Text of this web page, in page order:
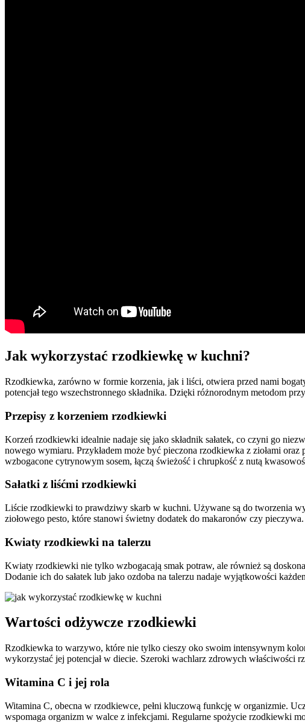
Jak wykorzystać rzodkiewkę w kuchni?
Rzodkiewka, zarówno w formie korzenia, jak i liści, otwiera przed nami
potencjał tego wszechstronnego składnika. Dzięki różnorodnym metodom
Przepisy z korzeniem rzodkiewki
Korzeń rzodkiewki idealnie nadaje się jako składnik sałatek, co czyni go
nowego wymiaru. Przykładem może być pieczona rzodkiewka z ziołami
wzbogacone cytrynowym sosem, łączą świeżość i chrupkość z nutą
Sałatki z liśćmi rzodkiewki
Liście rzodkiewki to prawdziwy skarb w kuchni. Używane są do tworzenia
ziołowego pesto, które stanowi świetny dodatek do makaronów czy
Kwiaty rzodkiewki na talerzu
Kwiaty rzodkiewki nie tylko wzbogacają smak potraw, ale również są
Dodanie ich do sałatek lub jako ozdoba na talerzu nadaje wyjątkowości
Wartości odżywcze rzodkiewki
Rzodkiewka to warzywo, które nie tylko cieszy oko swoim intensywnym
wykorzystać jej potencjał w diecie. Szeroki wachlarz zdrowych właściwości
Witamina C i jej rola
Witamina C, obecna w rzodkiewce, pełni kluczową funkcję w organizmie.
wspomaga organizm w walce z infekcjami. Regularne spożycie rzodkiewki